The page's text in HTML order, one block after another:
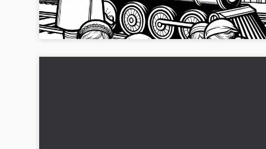
Download gratis som JPG og farvelæg online eller printet. Få
nu din skabelon!...